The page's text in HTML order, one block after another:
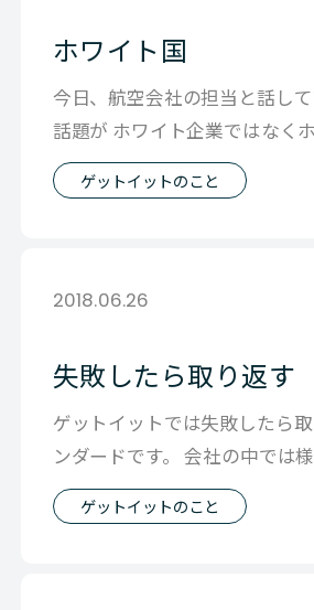
ホワイト国
今日、航空会社の担当と話し
話題が ホワイト企業ではなく
「あれ、韓国のホワイト国除外
ゲットイットのこと
2018.06.26
失敗したら取り返す
ゲットイットでは失敗したら
ンダードです。 会社の中では
きます。 小さな失敗だと、 ・物
ゲットイットのこと